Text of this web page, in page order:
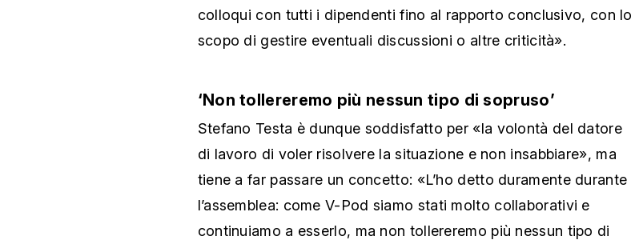
colloqui con tutti i dipendenti fino al rapporto conclusivo, con lo
scopo di gestire eventuali discussioni o altre criticità».
‘Non tollereremo più nessun tipo di sopruso’
Stefano Testa è dunque soddisfatto per «la volontà del datore
di lavoro di voler risolvere la situazione e non insabbiare», ma
tiene a far passare un concetto: «L’ho detto duramente durante
l’assemblea: come V-Pod siamo stati molto collaborativi e
continuiamo a esserlo, ma non tollereremo più nessun tipo di